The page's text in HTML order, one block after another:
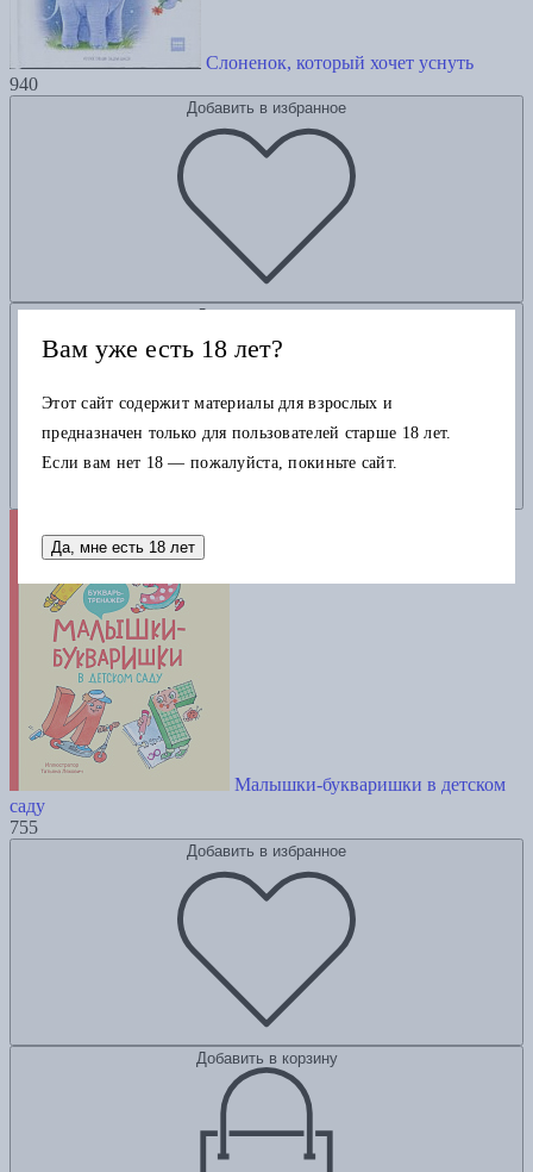
Слоненок, который хочет уснуть
940
Добавить в избранное
Добавить в корзину
Малышки-букваришки в детском
саду
755
Добавить в избранное
Добавить в корзину
Вам уже есть 18 лет?
Этот сайт содержит материалы для взрослых и
предназначен только для пользователей старше 18 лет.
Если вам нет 18 — пожалуйста, покиньте сайт.
Да, мне есть 18 лет